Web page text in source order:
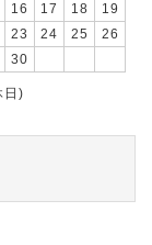
16 17 18
19
23 24 25
26
30
日)